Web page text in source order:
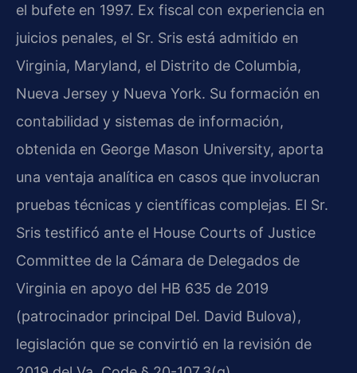
el bufete en 1997. Ex fiscal con experiencia en
juicios penales, el Sr. Sris está admitido en
Virginia, Maryland, el Distrito de Columbia,
Nueva Jersey y Nueva York. Su formación en
contabilidad y sistemas de información,
obtenida en George Mason University, aporta
una ventaja analítica en casos que involucran
pruebas técnicas y científicas complejas. El Sr.
Sris testificó ante el House Courts of Justice
Committee de la Cámara de Delegados de
Virginia en apoyo del HB 635 de 2019
(patrocinador principal Del. David Bulova),
legislación que se convirtió en la revisión de